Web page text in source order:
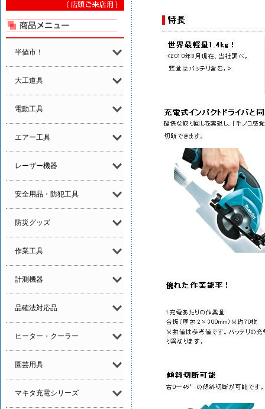
半値市！
大工道具
電動工具
エアー工具
レーザー機器
安全用品・防犯工具
防災グッズ
作業工具
計測機器
品確法対応品
ヒーター・クーラー
園芸用具
マキタ充電シリーズ